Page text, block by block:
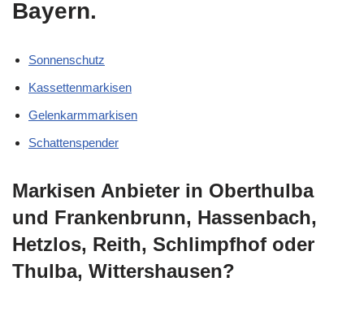
Bayern.
Sonnenschutz
Kassettenmarkisen
Gelenkarmmarkisen
Schattenspender
Markisen Anbieter in Oberthulba
und Frankenbrunn, Hassenbach,
Hetzlos, Reith, Schlimpfhof oder
Thulba, Wittershausen?